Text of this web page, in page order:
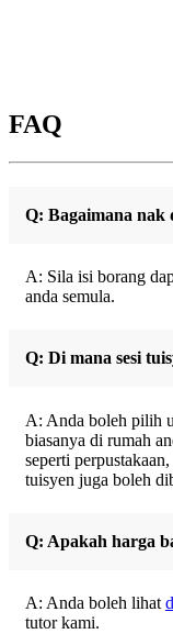
FAQ
Q: Bagaimana nak
A: Sila isi borang
anda semula.
Q: Di mana sesi
A: Anda boleh pilih
biasanya di rumah
seperti
tuisyen juga boleh
Q: Apakah harga
A: Anda boleh lihat
tutor kami.